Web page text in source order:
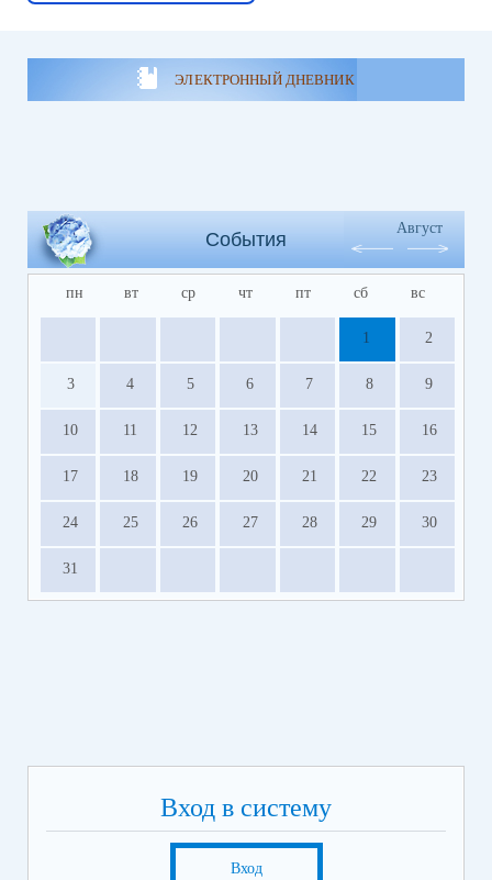
ЭЛЕКТРОННЫЙ ДНЕВНИК
События
Август
пн вт ср чт пт сб вс
1 2
3 4 5 6 7 8 9
10 11 12 13 14 15 16
17 18 19 20 21 22 23
24 25 26 27 28 29 30
31
Вход в систему
Вход